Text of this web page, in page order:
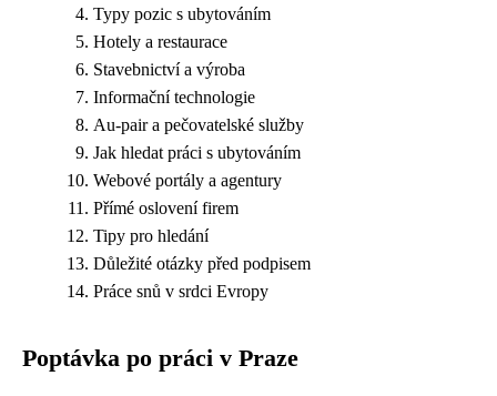
Typy pozic s ubytováním
Hotely a restaurace
Stavebnictví a výroba
Informační technologie
Au-pair a pečovatelské služby
Jak hledat práci s ubytováním
Webové portály a agentury
Přímé oslovení firem
Tipy pro hledání
Důležité otázky před podpisem
Práce snů v srdci Evropy
Poptávka po práci v Praze